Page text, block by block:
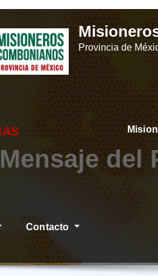
Provincia de
ÚLTIMAS
Contacto
Mensaje del